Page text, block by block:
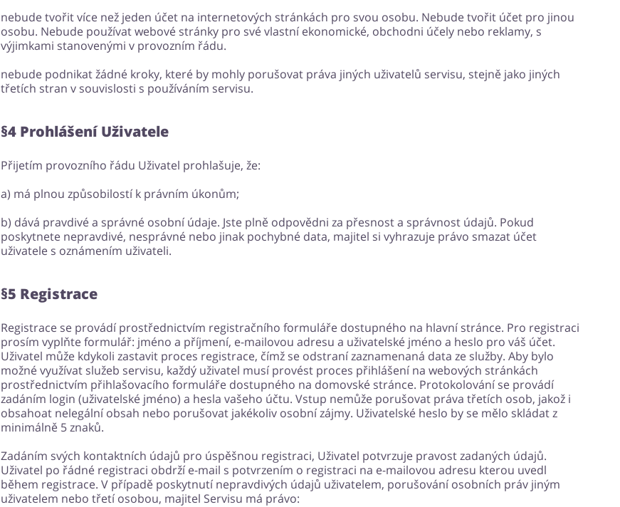
nebude tvořit více než jeden účet na internetových stránkách pro svou osobu. Nebude tvořit účet pro jinou
osobu. Nebude používat webové stránky pro své vlastní ekonomické, obchodni účely nebo reklamy, s
výjimkami stanovenými v provozním řádu.
nebude podnikat žádné kroky, které by mohly porušovat práva jiných uživatelů servisu, stejně jako jiných
třetích stran v souvislosti s používáním servisu.
§4 Prohlášení Uživatele
Přijetím provozního řádu Uživatel prohlašuje, že:
a) má plnou způsobilostí k právním úkonům;
b) dává pravdivé a správné osobní údaje. Jste plně odpovědni za přesnost a správnost údajů. Pokud
poskytnete nepravdivé, nesprávné nebo jinak pochybné data, majitel si vyhrazuje právo smazat účet
uživatele s oznámením uživateli.
§5 Registrace
Registrace se provádí prostřednictvím registračního formuláře dostupného na hlavní stránce. Pro registraci
prosím vyplňte formulář: jméno a příjmení, e-mailovou adresu a uživatelské jméno a heslo pro váš účet.
Uživatel může kdykoli zastavit proces registrace, čímž se odstraní zaznamenaná data ze služby. Aby bylo
možné využívat služeb servisu, každý uživatel musí provést proces přihlášení na webových stránkách
prostřednictvím přihlašovacího formuláře dostupného na domovské stránce. Protokolování se provádí
zadáním login (uživatelské jméno) a hesla vašeho účtu. Vstup nemůže porušovat práva třetích osob, jakož i
obsahoat nelegální obsah nebo porušovat jakékoliv osobní zájmy. Uživatelské heslo by se mělo skládat z
minimálně 5 znaků.
Zadáním svých kontaktních údajů pro úspěšnou registraci, Uživatel potvrzuje pravost zadaných údajů.
Uživatel po řádné registraci obdrží e-mail s potvrzením o registraci na e-mailovou adresu kterou uvedl
během registrace. V případě poskytnutí nepravdivých údajů uživatelem, porušování osobních práv jiným
uživatelem nebo třetí osobou, majitel Servisu má právo: